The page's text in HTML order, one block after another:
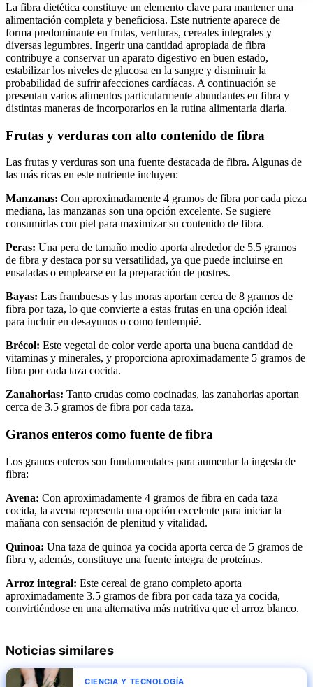
La fibra dietética constituye un elemento clave para mantener una
alimentación completa y beneficiosa. Este nutriente aparece de
forma predominante en frutas, verduras, cereales integrales y
diversas legumbres. Ingerir una cantidad apropiada de fibra
contribuye a conservar un aparato digestivo en buen estado,
estabilizar los niveles de glucosa en la sangre y disminuir la
probabilidad de sufrir afecciones cardíacas. A continuación se
presentan varios alimentos particularmente abundantes en fibra y
distintas maneras de incorporarlos en la rutina alimentaria diaria.
Frutas y verduras con alto contenido de fibra
Las frutas y verduras son una fuente destacada de fibra. Algunas de
las más ricas en este nutriente incluyen:
Manzanas: Con aproximadamente 4 gramos de fibra por cada pieza
mediana, las manzanas son una opción excelente. Se sugiere
consumirlas con piel para maximizar su contenido de fibra.
Peras: Una pera de tamaño medio aporta alrededor de 5.5 gramos
de fibra y destaca por su versatilidad, ya que puede incluirse en
ensaladas o emplearse en la preparación de postres.
Bayas: Las frambuesas y las moras aportan cerca de 8 gramos de
fibra por taza, lo que convierte a estas frutas en una opción ideal
para incluir en desayunos o como tentempié.
Brécol: Este vegetal de color verde aporta una buena cantidad de
vitaminas y minerales, y proporciona aproximadamente 5 gramos de
fibra por cada taza cocida.
Zanahorias: Tanto crudas como cocinadas, las zanahorias aportan
cerca de 3.5 gramos de fibra por cada taza.
Granos enteros como fuente de fibra
Los granos enteros son fundamentales para aumentar la ingesta de
fibra:
Avena: Con aproximadamente 4 gramos de fibra en cada taza
cocida, la avena representa una opción excelente para iniciar la
mañana con sensación de plenitud y vitalidad.
Quinoa: Una taza de quinoa ya cocida aporta cerca de 5 gramos de
fibra y, además, constituye una fuente íntegra de proteínas.
Arroz integral: Este cereal de grano completo aporta
aproximadamente 3.5 gramos de fibra por cada taza ya cocida,
convirtiéndose en una alternativa más nutritiva que el arroz blanco.
Noticias similares
CIENCIA Y TECNOLOGÍA